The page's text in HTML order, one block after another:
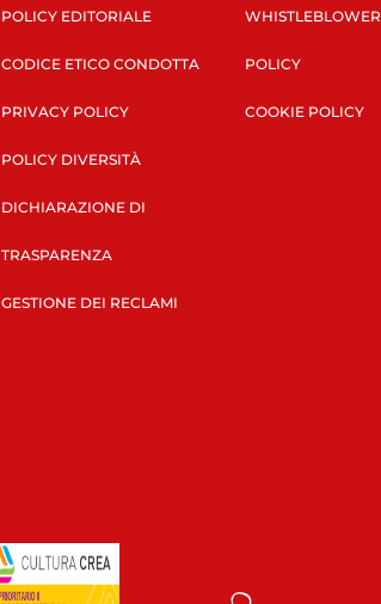
POLICY EDITORIALE
CODICE ETICO CONDOTTA
PRIVACY POLICY
POLICY DIVERSITÀ
DICHIARAZIONE DI
TRASPARENZA
GESTIONE DEI RECLAMI
WHISTLEBLOWER
POLICY
COOKIE POLICY